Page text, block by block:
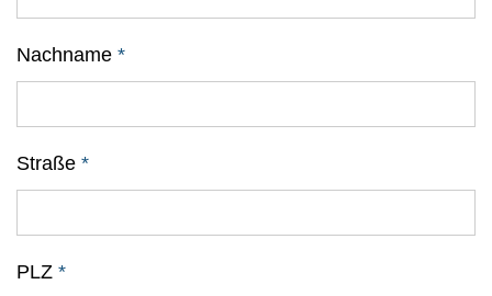
Nachname *
Straße *
PLZ *